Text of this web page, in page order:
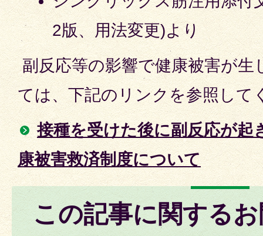
2版、用法変更)より
副反応等の影響で健康被害が生
ては、下記のリンクを参照して
接種を受けた後に副反応が起
康被害救済制度について
この記事に関する